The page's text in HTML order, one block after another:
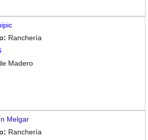
Ranchería
Madero
Melgar
Ranchería